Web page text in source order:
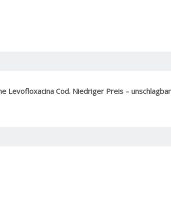
Levofloxacina Cod. Niedriger Preis –